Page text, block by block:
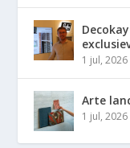
1 jul, 2026
Arte
1 jul, 2026